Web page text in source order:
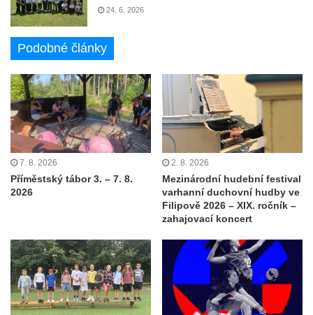
24. 6. 2026
Podobné články
7. 8. 2026
Příměstský tábor 3. – 7. 8.
2026
2. 8. 2026
Mezinárodní hudební festival
varhanní duchovní hudby ve
Filipově 2026 – XIX. ročník –
zahajovací koncert